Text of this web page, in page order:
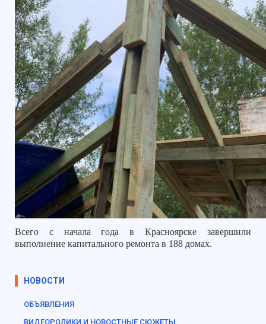
Всего с начала года в Красноярске завершили
выполнение капитального ремонта в 188 домах.
НОВОСТИ
ОБЪЯВЛЕНИЯ
ВИДЕОРОЛИКИ И НОВОСТНЫЕ СЮЖЕТЫ